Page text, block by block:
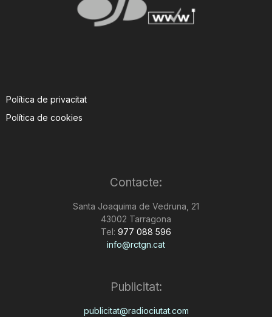
Política de privacitat
Política de cookies
Contacte:
Santa Joaquima de Vedruna, 21
43002 Tarragona
Tel: 977 088 596
info@rctgn.cat
Publicitat:
publicitat@radiociutat.com